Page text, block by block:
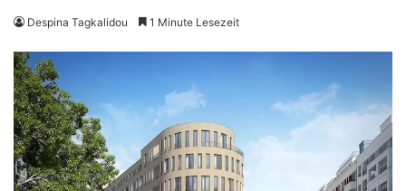
Despina Tagkalidou 1 Minute Lesezeit